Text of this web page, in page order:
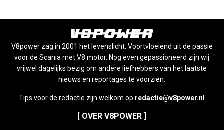
V8power zag in 2001 het levenslicht. Voortvloeiend uit de passie
voor de Scania met V8 motor. Nog even gepassioneerd zijn wij
vrijwel dagelijks bezig om andere liefhebbers van het laatste
nieuws en reportages te voorzien.
Tips voor de redactie zijn welkom op redactie@v8power.nl
[ OVER V8POWER ]